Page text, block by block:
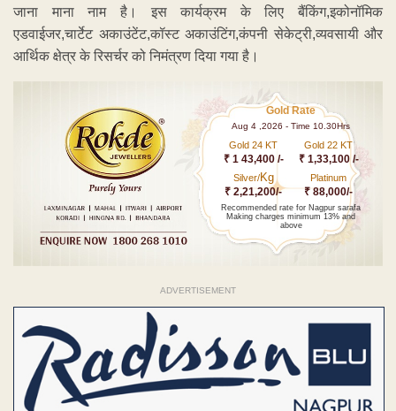
जाना माना नाम है। इस कार्यक्रम के लिए बैंकिंग,इकोनॉमिक
एडवाईजर,चार्टेट अकाउंटेंट,कॉस्ट अकाउंटिंग,कंपनी सेकेट्री,व्यवसायी और
आर्थिक क्षेत्र के रिसर्चर को निमंत्रण दिया गया है।
Gold Rate
Aug 4 ,2026 - Time 10.30Hrs
Gold 24 KT
₹ 1 43,400 /-
Gold 22 KT
₹ 1,33,100 /-
Silver/Kg
₹ 2,21,200/-
Platinum
₹ 88,000/-
Recommended rate for Nagpur sarafa
Making charges minimum 13% and
above
ADVERTISEMENT